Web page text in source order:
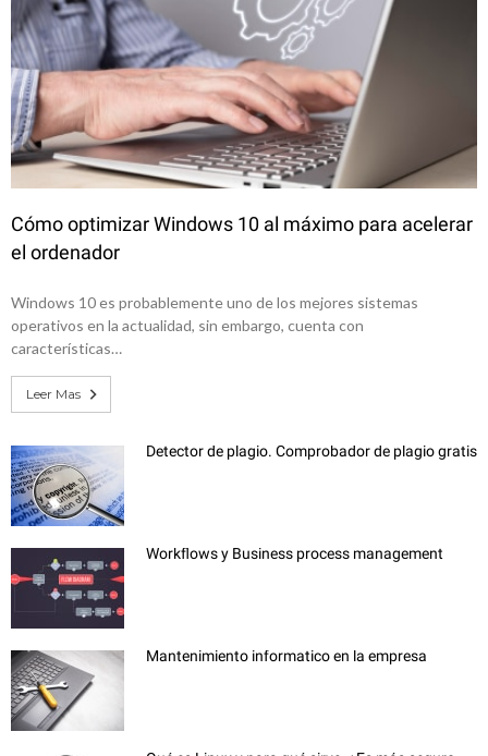
Cómo optimizar Windows 10 al máximo para acelerar
el ordenador
Windows 10 es probablemente uno de los mejores sistemas
operativos en la actualidad, sin embargo, cuenta con
características…
Leer Mas
Detector de plagio. Comprobador de plagio gratis
Workflows y Business process management
Mantenimiento informatico en la empresa